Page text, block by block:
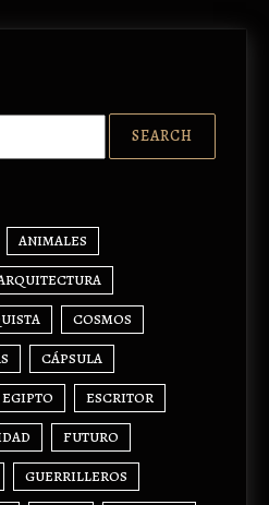
ANIMALES
COSMOS
CÁPSULA
EGIPTO ESCRITOR
FUTURO
GUERRILLEROS